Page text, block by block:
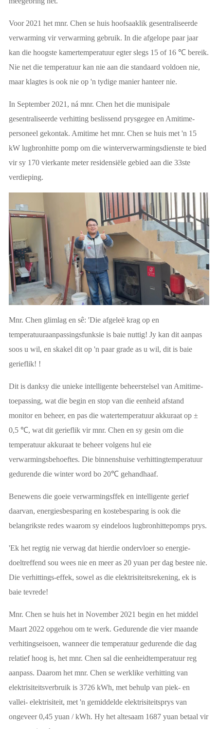
Voor 2021 het mnr. Chen se huis hoofsaaklik gesentraliseerde
verwarming vir verwarming gebruik. In die afgelope paar jaar
kan die hoogste kamertemperatuur egter slegs 15 of 16 ℃ bereik.
Nie net die temperatuur kan nie aan die standaard voldoen nie,
maar klagtes is ook nie op 'n tydige manier hanteer nie.
In September 2021, ná mnr. Chen het die munisipale
gesentraliseerde verhitting beslissend prysgegee en Amitime-
personeel gekontak. Amitime het mnr. Chen se huis met 'n 15
kW lugbronhitte pomp om die winterverwarmingsdienste te bied
vir sy 170 vierkante meter residensiële gebied aan die 33ste
verdieping.
Mnr. Chen glimlag en sê: 'Die afgeleë krag op en
temperatuuraanpassingsfunksie is baie nuttig! Jy kan dit aanpas
soos u wil, en skakel dit op 'n paar grade as u wil, dit is baie
gerieflik! !
Dit is danksy die unieke intelligente beheerstelsel van Amitime-
toepassing, wat die begin en stop van die eenheid afstand
monitor en beheer, en pas die watertemperatuur akkuraat op ±
0,5 ℃, wat dit gerieflik vir mnr. Chen en sy gesin om die
temperatuur akkuraat te beheer volgens hul eie
verwarmingsbehoeftes. Die binnenshuise verhittingtemperatuur
gedurende die winter word bo 20℃ gehandhaaf.
Benewens die goeie verwarmingsffek en intelligente gerief
daarvan, energiesbesparing en kostebesparing is ook die
belangrikste redes waarom sy eindeloos lugbronhittepomps prys.
'Ek het regtig nie verwag dat hierdie ondervloer so energie-
doeltreffend sou wees nie en meer as 20 yuan per dag bestee nie.
Die verhittings-effek, sowel as die elektrisiteitsrekening, ek is
baie tevrede!
Mnr. Chen se huis het in November 2021 begin en het middel
Maart 2022 opgehou om te werk. Gedurende die vier maande
verhitingseisoen, wanneer die temperatuur gedurende die dag
relatief hoog is, het mnr. Chen sal die eenheidtemperatuur reg
aanpass. Daarom het mnr. Chen se werklike verhitting van
elektrisiteitsverbruik is 3726 kWh, met behulp van piek- en
vallei- elektrisiteit, met 'n gemiddelde elektrisiteitsprys van
ongeveer 0,45 yuan / kWh. Hy het altesaam 1687 yuan betaal vir